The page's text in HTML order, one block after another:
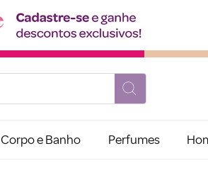
Corpo e Banho Perfumes